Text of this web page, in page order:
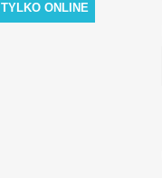
TYLKO ONLINE